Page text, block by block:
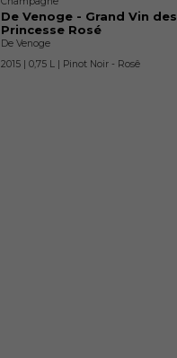
De Venoge - Grand Vin des
Princesse Rosé
De Venoge
2015 | 0,75 L | Pinot Noir - Rosê